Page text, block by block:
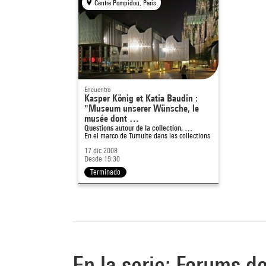
Centre Pompidou, Paris
Encuentro
Kasper König et Katia Baudin :
"Museum unserer Wünsche, le
musée dont …
Questions autour de la collection, …
En el marco de Tumulte dans les collections
17 dic 2008
Desde 19:30
Terminado